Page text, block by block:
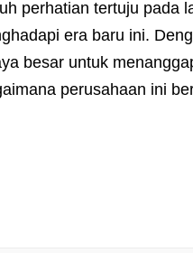
perhatian tertuju pada
era baru ini.
besar untuk
perusahaan ini